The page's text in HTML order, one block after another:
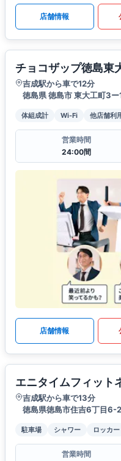
店舗情報
チョコザップ徳島東
吉成駅から車で12分
徳島県 徳島市 東大工町3
体組成計 Wi-Fi 他店舗利
営業時間
24:00間
店舗情報
エニタイムフィット
吉成駅から車で13分
徳島県徳島市住吉6丁目6-
駐車場 シャワー ロッカー
営業時間